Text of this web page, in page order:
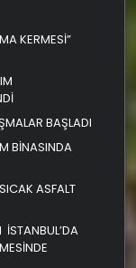
KERMESİ”
BAŞLADI
BİNASINDA
ASFALT